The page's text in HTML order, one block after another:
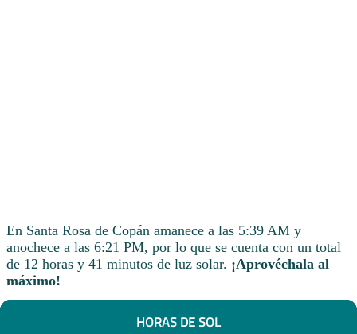
En Santa Rosa de Copán amanece a las 5:39 AM y
anochece a las 6:21 PM, por lo que se cuenta con un total
de 12 horas y 41 minutos de luz solar. ¡Aprovéchala al
máximo!
HORAS DE SOL